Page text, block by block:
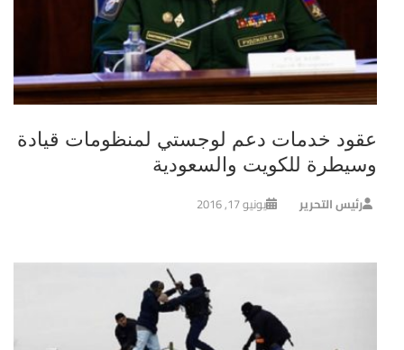
عقود خدمات دعم لوجستي لمنظومات قيادة
وسيطرة للكويت والسعودية
رئيس التحرير يونيو 17, 2016